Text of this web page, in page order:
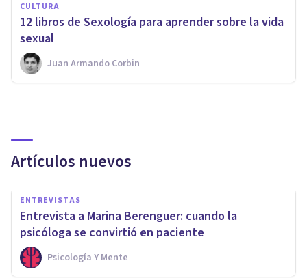
CULTURA
12 libros de Sexología para aprender sobre la vida
sexual
Juan Armando Corbin
Artículos nuevos
ENTREVISTAS
Entrevista a Marina Berenguer: cuando la
psicóloga se convirtió en paciente
Psicología Y Mente